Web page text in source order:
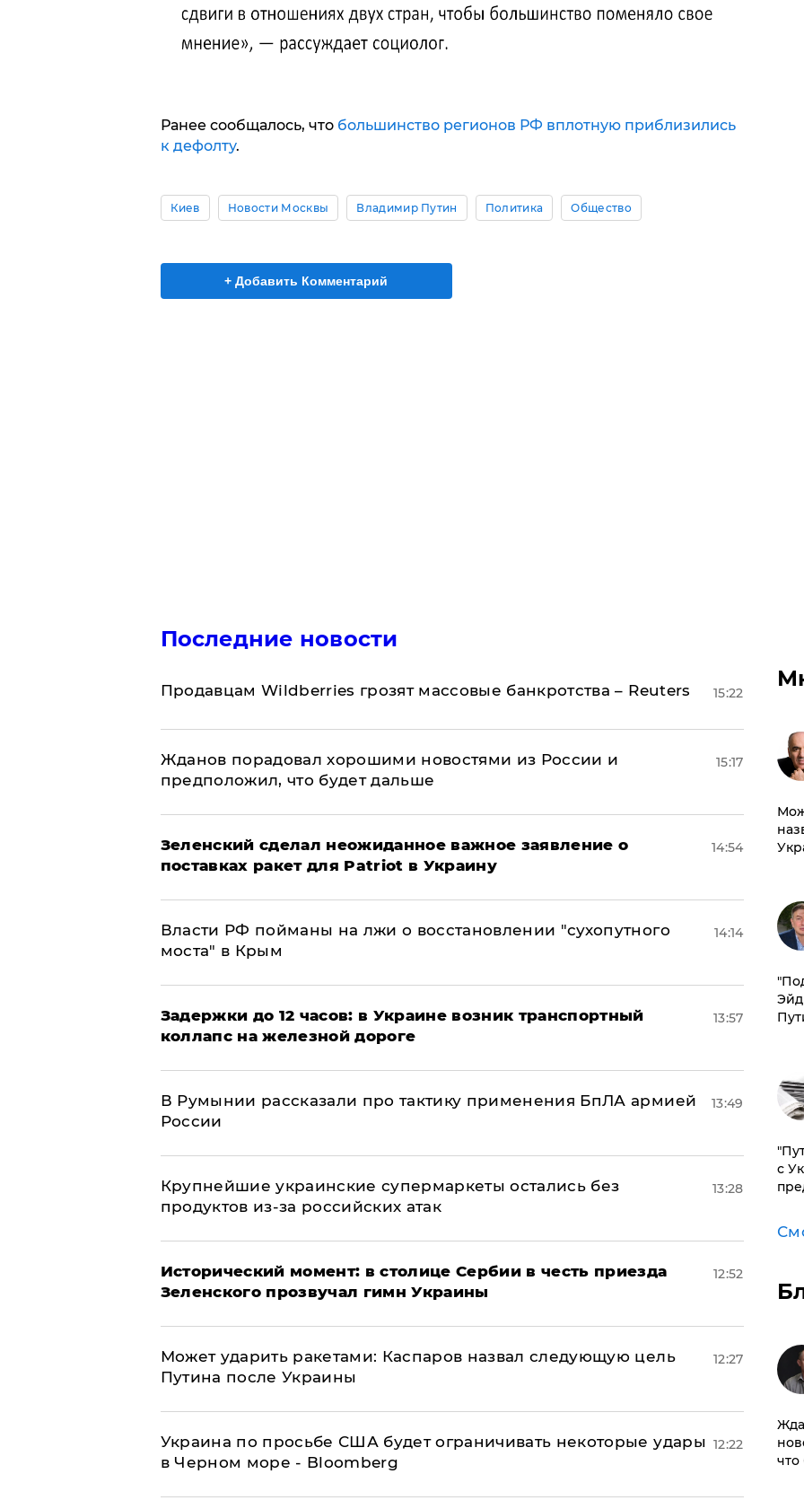
Ранее сообщалось, что большинство регионов РФ вплотную приблизились
к дефолту.
Киев Новости Москвы Владимир Путин Политика Общество
+ Добавить Комментарий
Последние новости
Продавцам Wildberries грозят массовые банкротства – Reuters 15:22
Жданов порадовал хорошими новостями из России и
предположил, что будет дальше
15:17
Зеленский сделал неожиданное важное заявление о
поставках ракет для Patriot в Украину
14:54
Власти РФ пойманы на лжи о восстановлении "сухопутного
моста" в Крым
14:14
Задержки до 12 часов: в Украине возник транспортный
коллапс на железной дороге
13:57
В Румынии рассказали про тактику применения БпЛА армией
России
13:49
Крупнейшие украинские супермаркеты остались без
продуктов из-за российских атак
13:28
Исторический момент: в столице Сербии в честь приезда
Зеленского прозвучал гимн Украины
12:52
Может ударить ракетами: Каспаров назвал следующую цель
Путина после Украины
12:27
Украина по просьбе США будет ограничивать некоторые удары
в Черном море - Bloomberg
12:22
с
что